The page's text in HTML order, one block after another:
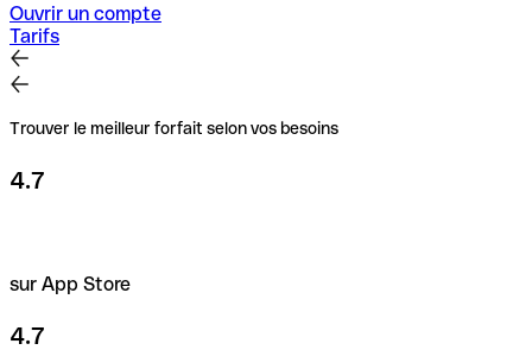
Ouvrir un compte
Tarifs
Trouver le meilleur forfait selon vos besoins
4.7
sur App Store
4.7